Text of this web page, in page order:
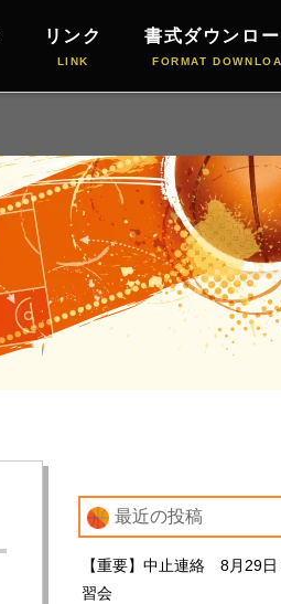
リンク
LINK
書式ダウンロー
FORMAT
最近の投稿
【重要】中止連絡 8月29
習会